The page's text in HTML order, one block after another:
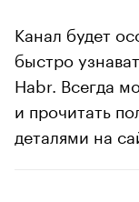
Канал будет
быстро
Habr. Всегда
и прочитать
деталями на